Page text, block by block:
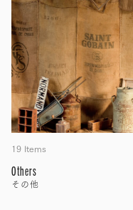
19 Items
Others
その他